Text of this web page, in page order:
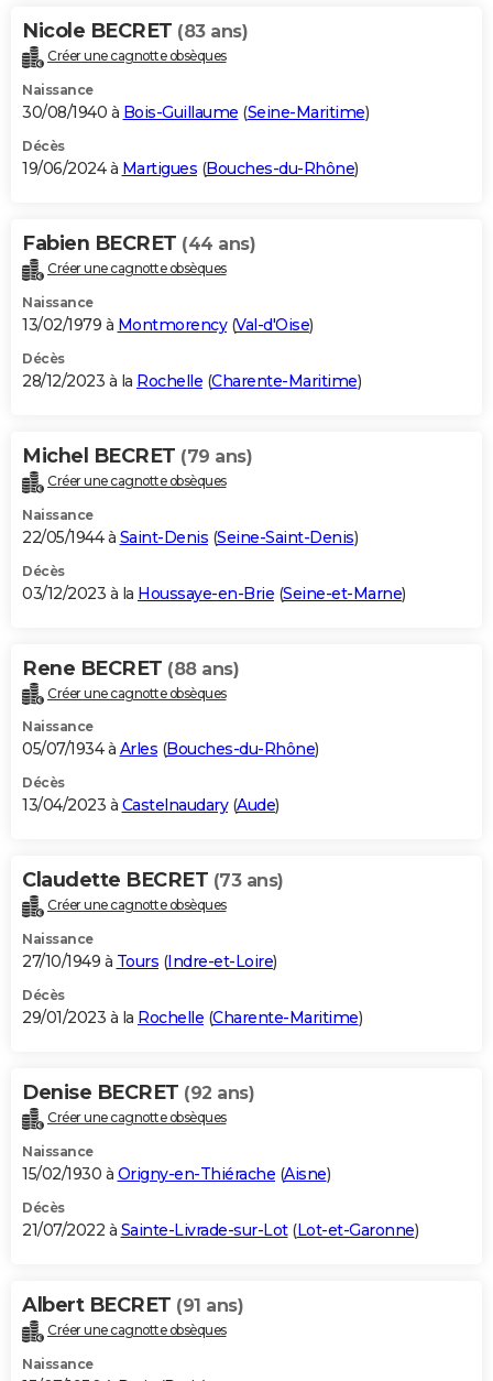
Nicole BECRET (83 ans)
Créer une cagnotte obsèques
Naissance
30/08/1940 à Bois-Guillaume (Seine-Maritime)
Décès
19/06/2024 à Martigues (Bouches-du-Rhône)
Fabien BECRET (44 ans)
Créer une cagnotte obsèques
Naissance
13/02/1979 à Montmorency(Val-d'Oise)
Décès
28/12/2023 à la Rochelle (Charente-Maritime)
Michel BECRET (79 ans)
Créer une cagnotte obsèques
Naissance
22/05/1944 à Saint-Denis (Seine-Saint-Denis)
Décès
03/12/2023 à la Houssaye-en-Brie (Seine-et-Marne)
Rene BECRET (88 ans)
Créer une cagnotte obsèques
Naissance
05/07/1934 à Arles (Bouches-du-Rhône)
Décès
13/04/2023 à Castelnaudary(Aude)
Claudette BECRET (73 ans)
Créer une cagnotte obsèques
Naissance
27/10/1949 à Tours (Indre-et-Loire)
Décès
29/01/2023 à la Rochelle (Charente-Maritime)
Denise BECRET (92 ans)
Créer une cagnotte obsèques
Naissance
15/02/1930 à Origny-en-Thiérache (Aisne)
Décès
21/07/2022 à Sainte-Livrade-sur-Lot(Lot-et-Garonne)
Albert BECRET (91 ans)
Créer une cagnotte obsèques
Naissance